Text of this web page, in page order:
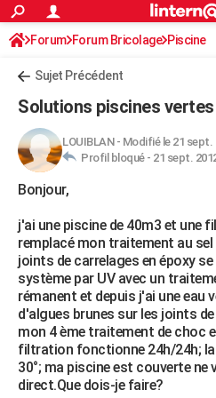
ACTUALITÉS
Politique
Société
Faits Divers
Education
Monde
Villes
+
FINANCE
Retraite
Impôts
Epargne
Immobilier
Risques naturels par ville
Banque
Assurance
Crédit
AUTO
Essais
Réserver un essai
Citadines
Berlines
SUV
Forum auto
+HIGH-TECH
Mobiles
Meilleur smartphone
Internet
Ordinateurs
Jeux vidéo
Guide high-tech
+BRICOLAGE
Forum
Aménagement intérieur
Extérieur
Cuisine
Salle de bains
Jardinage
Rangement
WEEK-END
Guides de France
Escapades
Patrimoine
Expositions
Musées
Week-end nature
LIFESTYLE
Art de vivre
Bien-être
Loisirs
Mode
Modes de vie
SANTE
Alimentation
Guide de la santé
Maladies
Médicaments
Sommeil
VOYAGE
Forum Forum Bricolage Piscine
Sujet Précédent
Solutions piscines vertes
LOUIBLAN- Modifié le 21 sept.
Profil bloqué - 21 sept.
Bonjour,
j'ai une piscine de 40m3 et une
remplacé mon traitement au
joints de carrelages en époxy
système par UV avec un
rémanent et depuis j'ai une eau
d'algues brunes sur les joints
mon 4 ème traitement de choc
filtration fonctionne 24h/24h;
30°; ma piscine est couverte ne
direct.Que dois-je faire?